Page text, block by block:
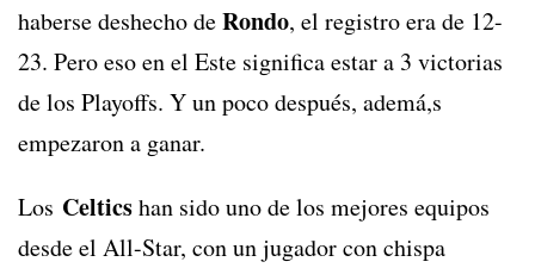
haberse deshecho deRondo, el registro era de 12-
23. Pero eso en el Este significa estar a 3 victorias
de los Playoffs. Y un poco después, ademá,s
empezaron a ganar.
Los Celticshan sido uno de los mejores equipos
desde el All-Star, con un jugador con chispa